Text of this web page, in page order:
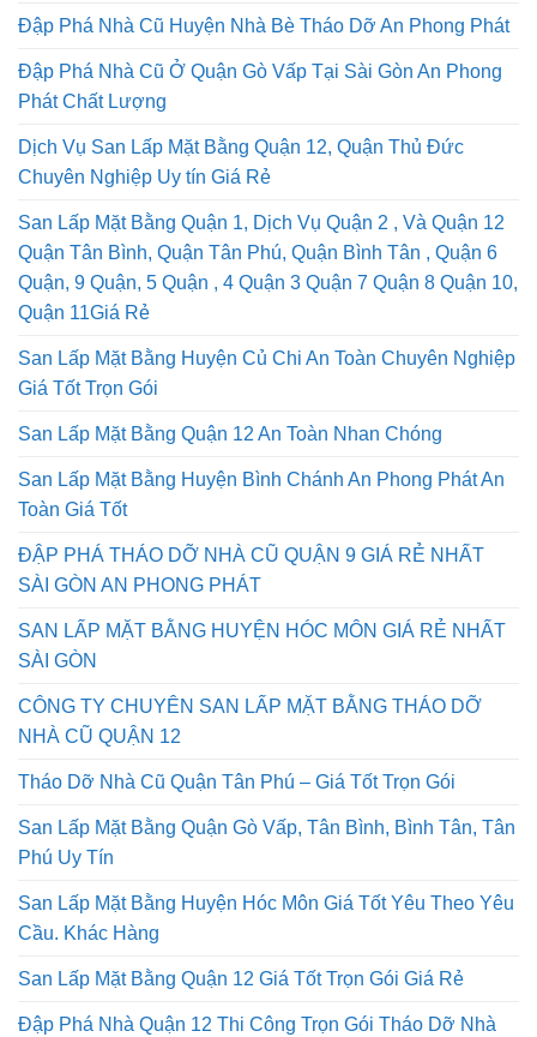
Đập Phá Nhà Cũ Huyện Nhà Bè Tháo Dỡ An Phong Phát
Đập Phá Nhà Cũ Ở Quận Gò Vấp Tại Sài Gòn An Phong
Phát Chất Lượng
Dịch Vụ San Lấp Mặt Bằng Quận 12, Quận Thủ Đức
Chuyên Nghiệp Uy tín Giá Rẻ
San Lấp Mặt Bằng Quận 1, Dịch Vụ Quận 2 , Và Quận 12
Quận Tân Bình, Quận Tân Phú, Quận Bình Tân , Quận 6
Quận, 9 Quận, 5 Quận , 4 Quận 3 Quận 7 Quận 8 Quận 10,
Quận 11Giá Rẻ
San Lấp Mặt Bằng Huyện Củ Chi An Toàn Chuyên Nghiệp
Giá Tốt Trọn Gói
San Lấp Mặt Bằng Quận 12 An Toàn Nhan Chóng
San Lấp Mặt Bằng Huyện Bình Chánh An Phong Phát An
Toàn Giá Tốt
ĐẬP PHÁ THÁO DỠ NHÀ CŨ QUẬN 9 GIÁ RẺ NHẤT
SÀI GÒN AN PHONG PHÁT
SAN LẤP MẶT BẰNG HUYỆN HÓC MÔN GIÁ RẺ NHẤT
SÀI GÒN
CÔNG TY CHUYÊN SAN LẤP MẶT BẰNG THÁO DỠ
NHÀ CŨ QUẬN 12
Tháo Dỡ Nhà Cũ Quận Tân Phú – Giá Tốt Trọn Gói
San Lấp Mặt Bằng Quận Gò Vấp, Tân Bình, Bình Tân, Tân
Phú Uy Tín
San Lấp Mặt Bằng Huyện Hóc Môn Giá Tốt Yêu Theo Yêu
Cầu. Khác Hàng
San Lấp Mặt Bằng Quận 12 Giá Tốt Trọn Gói Giá Rẻ
Đập Phá Nhà Quận 12 Thi Công Trọn Gói Tháo Dỡ Nhà